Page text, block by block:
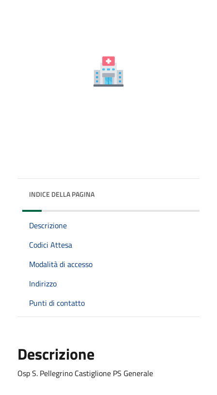
INDICE DELLA PAGINA
Descrizione
Codici Attesa
Modalità di accesso
Indirizzo
Punti di contatto
Descrizione
Osp S. Pellegrino Castiglione PS Generale